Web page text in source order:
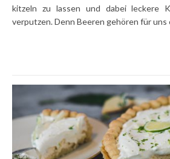
kitzeln zu lassen und dabei leckere
verputzen. Denn Beeren gehören für uns